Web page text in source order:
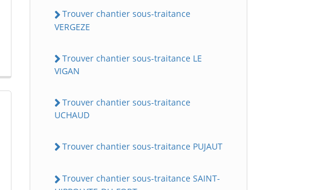
Trouver chantier sous-traitance
VERGEZE
Trouver chantier sous-traitance LE
VIGAN
Trouver chantier sous-traitance
UCHAUD
Trouver chantier sous-traitance PUJAUT
Trouver chantier sous-traitance SAINT-